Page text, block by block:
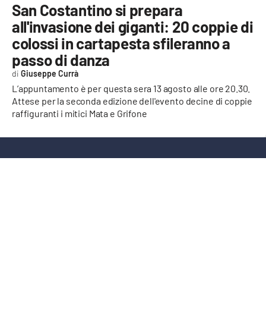
LAC NETWORK
LAC ONAIR
LaC
Network
LACPLAY.IT
San Costantino si prepara
all'invasione dei giganti: 20 coppie di
colossi in cartapesta sfileranno a
passo di danza
L’appuntamento è per questa sera 13 agosto alle ore 20.30.
Attese per la seconda edizione dell'evento decine di coppie
raffiguranti i mitici Mata e Grifone
Giuseppe Currà